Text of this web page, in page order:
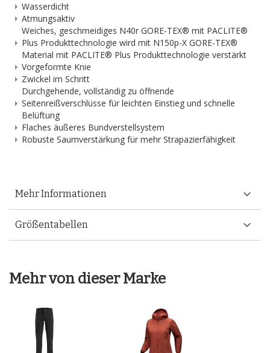
Wasserdicht
Atmungsaktiv
Weiches, geschmeidiges N40r GORE-TEX® mit PACLITE®
Plus Produkttechnologie wird mit N150p-X GORE-TEX®
Material mit PACLITE® Plus Produkttechnologie verstärkt
Vorgeformte Knie
Zwickel im Schritt
Durchgehende, vollständig zu öffnende
Seitenreißverschlüsse für leichten Einstieg und schnelle
Belüftung
Flaches äußeres Bundverstellsystem
Robuste Saumverstärkung für mehr Strapazierfähigkeit
Mehr Informationen
Größentabellen
Mehr von dieser Marke